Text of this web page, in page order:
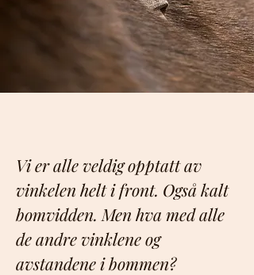
Vi er alle veldig opptatt av
vinkelen helt i front. Også kalt
bomvidden. Men hva med alle
de andre vinklene og
avstandene i bommen?